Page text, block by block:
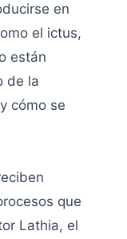
en
el ictus,
están
de la
cómo se
que
Lathia, el